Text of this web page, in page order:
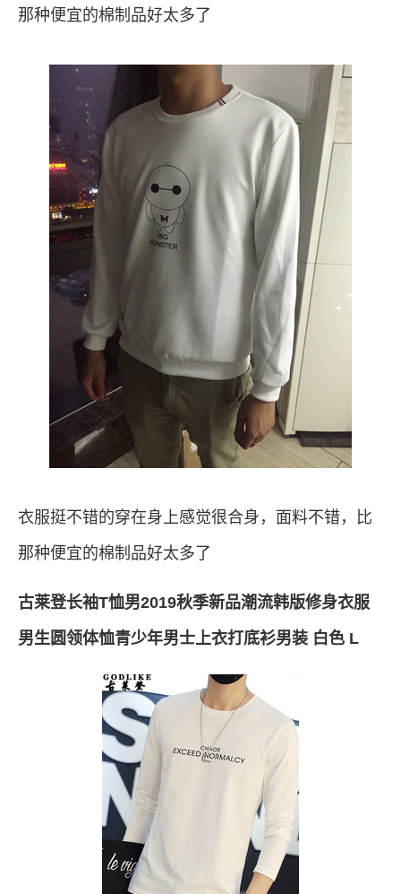
那种便宜的棉制品好太多了
衣服挺不错的穿在身上感觉很合身，面料不错，比
那种便宜的棉制品好太多了
古莱登长袖T恤男2019秋季新品潮流韩版修身衣服
男生圆领体恤青少年男士上衣打底衫男装 白色 L